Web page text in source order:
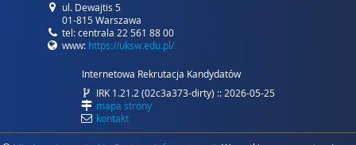
ul. Dewajtis 5
01-815 Warszawa
tel: centrala 22 561 88 00
www: https://uksw.edu.pl/
Internetowa Rekrutacja Kandydatów
IRK 1.21.2 (02c3a373-dirty) :: 2026-05-25
mapa strony
kontakt